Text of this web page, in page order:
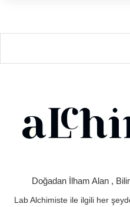
Doğadan İlham Alan ,
Lab Alchimiste ile ilgili her